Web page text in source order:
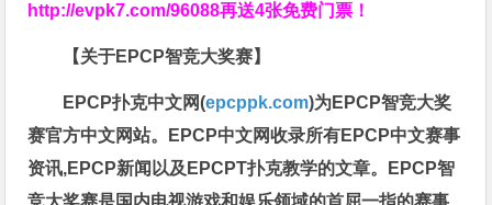
http://evpk7.com/96088再送4张免费门票！
【关于EPCP智竞大奖赛】
EPCP扑克中文网(epcppk.com)为EPCP智竞大奖
赛官方中文网站。EPCP中文网收录所有EPCP中文赛事
资讯,EPCP新闻以及EPCPT扑克教学的文章。EPCP智